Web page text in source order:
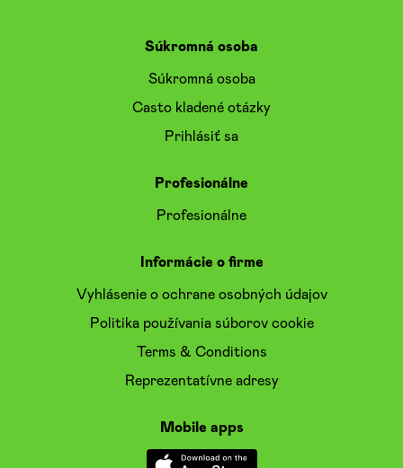
Súkromná osoba
Súkromná osoba
Casto kladené otázky
Prihlásiť sa
Profesionálne
Profesionálne
Informácie o firme
Vyhlásenie o ochrane osobných údajov
Politika používania súborov cookie
Terms & Conditions
Reprezentatívne adresy
Mobile apps